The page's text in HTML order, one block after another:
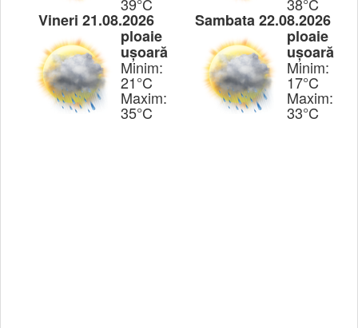
Vineri 21.08.2026
ploaie
ușoară
Minim:
21°C
Maxim:
35°C
Sambata 22.08.2026
ploaie
ușoară
Minim:
17°C
Maxim:
33°C